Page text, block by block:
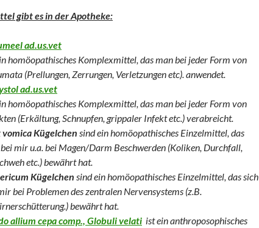
gibt es in der Apotheke:
ad.us.vet
homöopathisches Komplexmittel, das man bei jeder Form von
(Prellungen, Zerrungen, Verletzungen etc). anwendet.
ad.us.vet
homöopathisches Komplexmittel, das man bei jeder Form von
(Erkältung, Schnupfen, grippaler Infekt etc.) verabreicht.
vomicaKügelchen sind ein homöopathisches Einzelmittel, das
mir u.a. bei Magen/Darm Beschwerden (Koliken, Durchfall,
etc.) bewährt hat.
Kügelchen sind ein homöopathisches Einzelmittel, das sich
bei Problemen des zentralen Nervensystems (z.B.
bewährt hat.
allium cepa comp., Globuli velati ist ein anthroposophisches